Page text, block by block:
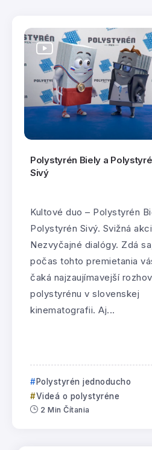
Polystyrén Biely a
Sivý
Kultové duo – Polystyrén
Polystyrén Sivý. Svižná
Nezvyčajné dialógy. Zdá
počas tohto premietania
čaká najzaujímavejší
polystyrénu v slovenskej
kinematografii. Aj...
Polystyrén jednoducho
Videá o polystyréne
2 Min Čítania